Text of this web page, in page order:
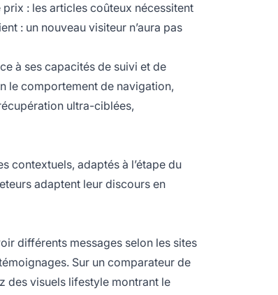
: les articles coûteux nécessitent
: un nouveau visiteur n’aura pas
à ses capacités de suivi et de
le comportement de navigation,
ultra-ciblées,
contextuels, adaptés à l’étape du
adaptent leur discours en
différents messages selon les sites
Sur un comparateur de
des visuels lifestyle montrant le